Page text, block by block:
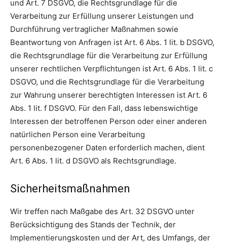
und Art. 7 DSGVO, die Rechtsgrundlage für die
Verarbeitung zur Erfüllung unserer Leistungen und
Durchführung vertraglicher Maßnahmen sowie
Beantwortung von Anfragen ist Art. 6 Abs. 1 lit. b DSGVO,
die Rechtsgrundlage für die Verarbeitung zur Erfüllung
unserer rechtlichen Verpflichtungen ist Art. 6 Abs. 1 lit. c
DSGVO, und die Rechtsgrundlage für die Verarbeitung
zur Wahrung unserer berechtigten Interessen ist Art. 6
Abs. 1 lit. f DSGVO. Für den Fall, dass lebenswichtige
Interessen der betroffenen Person oder einer anderen
natürlichen Person eine Verarbeitung
personenbezogener Daten erforderlich machen, dient
Art. 6 Abs. 1 lit. d DSGVO als Rechtsgrundlage.
Sicherheitsmaßnahmen
Wir treffen nach Maßgabe des Art. 32 DSGVO unter
Berücksichtigung des Stands der Technik, der
Implementierungskosten und der Art, des Umfangs, der